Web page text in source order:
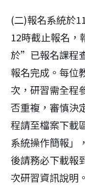
(二)報名系統於
12時截止報名，
於”已報名課程
報名完成。每位
次，研習需全程
否重複，審慎決
程請至檔案下載
系統操作簡報」
後請務必下載報
次研習資訊說明。